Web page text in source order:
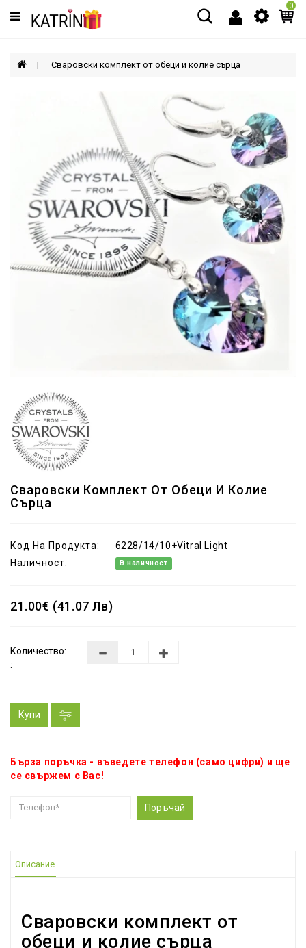
Категории
МЪЖЕ
АКСЕСОАРИ
0
Сваровски комплект от обеци и колие сърца
Сваровски Комплект От Обеци И Колие
Сърца
Код На Продукта:
6228/14/10+Vitral Light
Наличност:
В наличност
21.00€ (41.07 Лв)
Количество:
:
Купи
Бърза поръчка - въведете телефон (само цифри) и ще
се свържем с Вас!
Поръчай
Описание
Сваровски комплект от
обеци и колие сърца